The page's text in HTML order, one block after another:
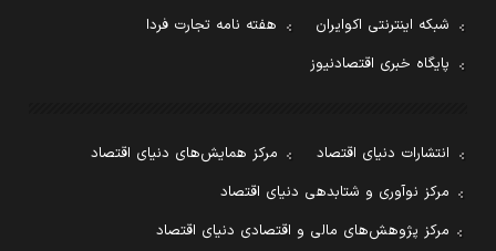
شبکه اینترنتی اکوایران
هفته نامه تجارت فردا
پایگاه خبری اقتصادنیوز
انتشارات دنیای اقتصاد
مرکز همایش‌های دنیای اقتصاد
مرکز نوآوری و شتابدهی دنیای اقتصاد
مرکز پژوهش‌های مالی و اقتصادی دنیای اقتصاد